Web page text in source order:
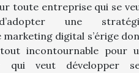
toute entreprise qui se
une
digital s’érige
incontournable pour
qui veut développer